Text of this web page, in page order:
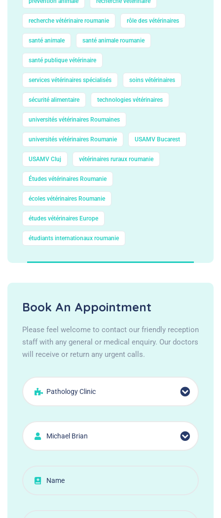
recherche vétérinaire roumanie rôle des vétérinaires
santé animale santé animale roumanie
santé publique vétérinaire
services vétérinaires spécialisés soins vétérinaires
sécurité alimentaire technologies vétérinaires
universités vétérinaires Roumaines
universités vétérinaires Roumanie USAMV Bucarest
USAMV Cluj vétérinaires ruraux roumanie
Études vétérinaires Roumanie
écoles vétérinaires Roumanie
études vétérinaires Europe
étudiants internationaux roumanie
Book An Appointment
Please feel welcome to contact our friendly reception
staff with any general or medical enquiry. Our doctors
will receive or return any urgent calls.
Pathology Clinic
Michael Brian